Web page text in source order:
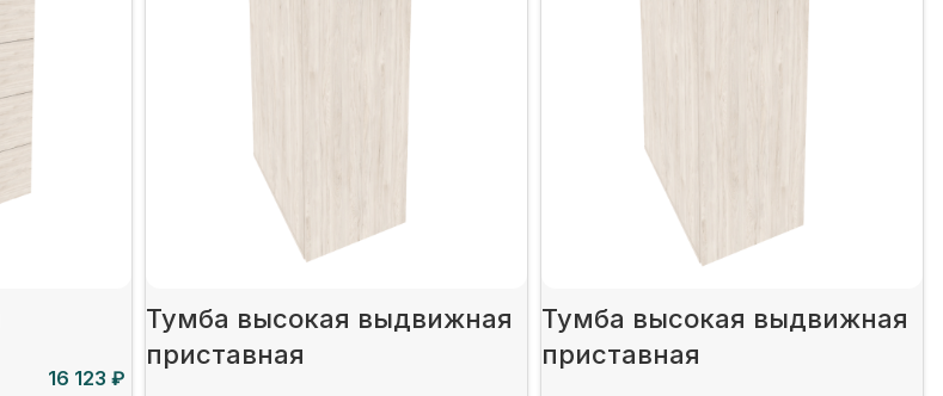
₽
Тумба высокая выдвижная
приставная
Тумба высокая выдвижная
приставная